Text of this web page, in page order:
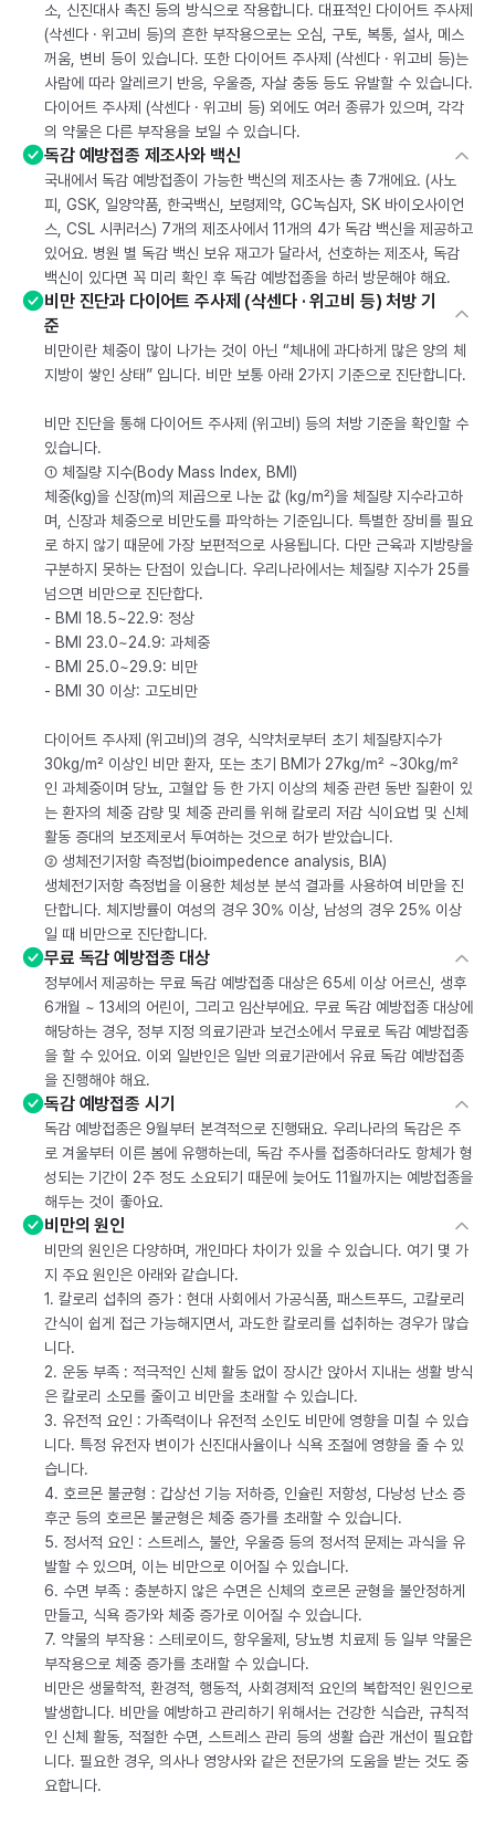
소, 신진대사 촉진 등의 방식으로 작용합니다. 대표적인 다이어트 주사제
(삭센다 · 위고비 등)의 흔한 부작용으로는 오심, 구토, 복통, 설사, 메스
꺼움, 변비 등이 있습니다. 또한 다이어트 주사제 (삭센다 · 위고비 등)는
사람에 따라 알레르기 반응, 우울증, 자살 충동 등도 유발할 수 있습니다.
다이어트 주사제 (삭센다 · 위고비 등) 외에도 여러 종류가 있으며, 각각
의 약물은 다른 부작용을 보일 수 있습니다.
독감 예방접종 제조사와 백신
국내에서 독감 예방접종이 가능한 백신의 제조사는 총 7개에요. (사노
피, GSK, 일양약품, 한국백신, 보령제약, GC녹십자, SK 바이오사이언
스, CSL 시퀴러스) 7개의 제조사에서 11개의 4가 독감 백신을 제공하고
있어요. 병원 별 독감 백신 보유 재고가 달라서, 선호하는 제조사, 독감
백신이 있다면 꼭 미리 확인 후 독감 예방접종을 하러 방문해야 해요.
비만 진단과 다이어트 주사제 (삭센다 · 위고비 등) 처방 기
준
비만이란 체중이 많이 나가는 것이 아닌 “체내에 과다하게 많은 양의 체
지방이 쌓인 상태” 입니다. 비만 보통 아래 2가지 기준으로 진단합니다.
비만 진단을 통해 다이어트 주사제 (위고비) 등의 처방 기준을 확인할 수
있습니다.
① 체질량 지수(Body Mass Index, BMI)
체중(kg)을 신장(m)의 제곱으로 나눈 값 (kg/m²)을 체질량 지수라고하
며, 신장과 체중으로 비만도를 파악하는 기준입니다. 특별한 장비를 필요
로 하지 않기 때문에 가장 보편적으로 사용됩니다. 다만 근육과 지방량을
구분하지 못하는 단점이 있습니다. 우리나라에서는 체질량 지수가 25를
넘으면 비만으로 진단합다.
- BMI 18.5~22.9: 정상
- BMI 23.0~24.9: 과체중
- BMI 25.0~29.9: 비만
- BMI 30 이상: 고도비만
다이어트 주사제 (위고비)의 경우, 식약처로부터 초기 체질량지수가
30kg/m² 이상인 비만 환자, 또는 초기 BMI가 27kg/m² ~30kg/m²
인 과체중이며 당뇨, 고혈압 등 한 가지 이상의 체중 관련 동반 질환이 있
는 환자의 체중 감량 및 체중 관리를 위해 칼로리 저감 식이요법 및 신체
활동 증대의 보조제로서 투여하는 것으로 허가 받았습니다.
② 생체전기저항 측정법(bioimpedence analysis, BIA)
생체전기저항 측정법을 이용한 체성분 분석 결과를 사용하여 비만을 진
단합니다. 체지방률이 여성의 경우 30% 이상, 남성의 경우 25% 이상
일 때 비만으로 진단합니다.
무료 독감 예방접종 대상
정부에서 제공하는 무료 독감 예방접종 대상은 65세 이상 어르신, 생후
6개월 ~ 13세의 어린이, 그리고 임산부에요. 무료 독감 예방접종 대상에
해당하는 경우, 정부 지정 의료기관과 보건소에서 무료로 독감 예방접종
을 할 수 있어요. 이외 일반인은 일반 의료기관에서 유료 독감 예방접종
을 진행해야 해요.
독감 예방접종 시기
독감 예방접종은 9월부터 본격적으로 진행돼요. 우리나라의 독감은 주
로 겨울부터 이른 봄에 유행하는데, 독감 주사를 접종하더라도 항체가 형
성되는 기간이 2주 정도 소요되기 때문에 늦어도 11월까지는 예방접종을
해두는 것이 좋아요.
비만의 원인
비만의 원인은 다양하며, 개인마다 차이가 있을 수 있습니다. 여기 몇 가
지 주요 원인은 아래와 같습니다.
1. 칼로리 섭취의 증가 : 현대 사회에서 가공식품, 패스트푸드, 고칼로리
간식이 쉽게 접근 가능해지면서, 과도한 칼로리를 섭취하는 경우가 많습
니다.
2. 운동 부족 : 적극적인 신체 활동 없이 장시간 앉아서 지내는 생활 방식
은 칼로리 소모를 줄이고 비만을 초래할 수 있습니다.
3. 유전적 요인 : 가족력이나 유전적 소인도 비만에 영향을 미칠 수 있습
니다. 특정 유전자 변이가 신진대사율이나 식욕 조절에 영향을 줄 수 있
습니다.
4. 호르몬 불균형 : 갑상선 기능 저하증, 인슐린 저항성, 다낭성 난소 증
후군 등의 호르몬 불균형은 체중 증가를 초래할 수 있습니다.
5. 정서적 요인 : 스트레스, 불안, 우울증 등의 정서적 문제는 과식을 유
발할 수 있으며, 이는 비만으로 이어질 수 있습니다.
6. 수면 부족 : 충분하지 않은 수면은 신체의 호르몬 균형을 불안정하게
만들고, 식욕 증가와 체중 증가로 이어질 수 있습니다.
7. 약물의 부작용 : 스테로이드, 항우울제, 당뇨병 치료제 등 일부 약물은
부작용으로 체중 증가를 초래할 수 있습니다.
비만은 생물학적, 환경적, 행동적, 사회경제적 요인의 복합적인 원인으로
발생합니다. 비만을 예방하고 관리하기 위해서는 건강한 식습관, 규칙적
인 신체 활동, 적절한 수면, 스트레스 관리 등의 생활 습관 개선이 필요합
니다. 필요한 경우, 의사나 영양사와 같은 전문가의 도움을 받는 것도 중
요합니다.